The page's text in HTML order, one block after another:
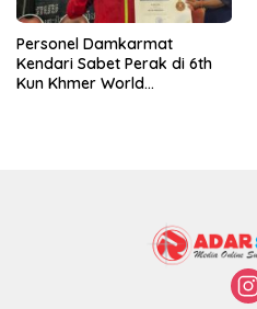
Personel Damkarmat
Kendari Sabet Perak di 6th
Kun Khmer World